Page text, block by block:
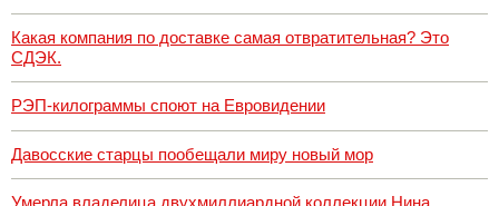
Какая компания по доставке самая отвратительная? Это
СДЭК.
РЭП-килограммы споют на Евровидении
Давосские старцы пообещали миру новый мор